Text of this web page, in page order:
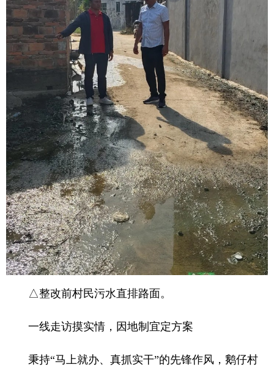
△整改前村民污水直排路面。
一线走访摸实情，因地制宜定方案
秉持“马上就办、真抓实干”的先锋作风，鹅仔村